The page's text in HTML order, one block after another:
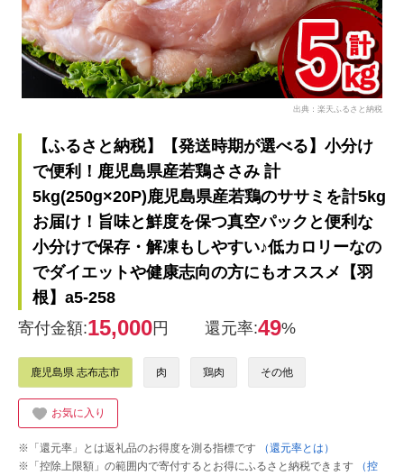
出典：楽天ふるさと納税
【ふるさと納税】【発送時期が選べる】小分け
で便利！鹿児島県産若鶏ささみ 計
5kg(250g×20P)鹿児島県産若鶏のササミを計5kg
お届け！旨味と鮮度を保つ真空パックと便利な
小分けで保存・解凍もしやすい♪低カロリーなの
でダイエットや健康志向の方にもオススメ【羽
根】a5-258
寄付金額:15,000円 還元率:49%
鹿児島県 志布志市 肉 鶏肉 その他
お気に入り
※「還元率」とは返礼品のお得度を測る指標です
（還元率とは）
※「控除上限額」の範囲内で寄付するとお得にふるさと納税できます
（控